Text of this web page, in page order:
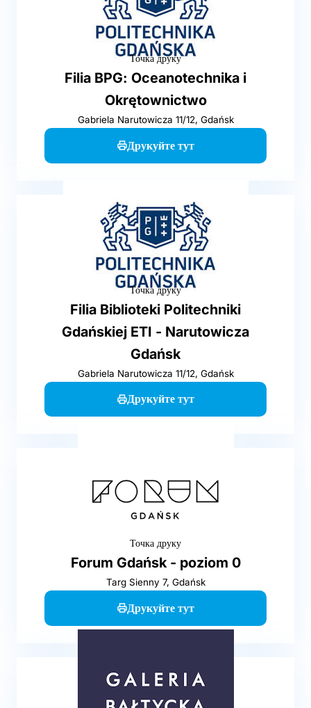
Точка друку
Filia BPG: Oceanotechnika i
Okrętownictwo
Gabriela Narutowicza 11/12, Gdańsk
Друкуйте тут
Точка друку
Filia Biblioteki Politechniki
Gdańskiej ETI - Narutowicza
Gdańsk
Gabriela Narutowicza 11/12, Gdańsk
Друкуйте тут
Точка друку
Forum Gdańsk - poziom 0
Targ Sienny 7, Gdańsk
Друкуйте тут